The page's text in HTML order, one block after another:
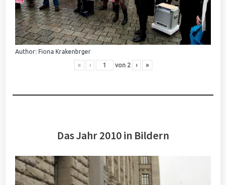
Author: Fiona Krakenbrger
« ‹ von 2 › »
Das Jahr 2010 in Bildern